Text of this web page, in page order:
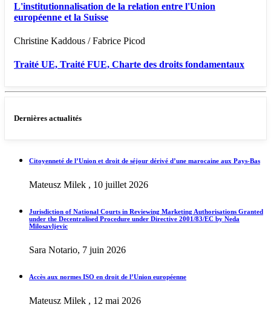
L'institutionnalisation de la relation entre l'Union
européenne et la Suisse
Christine Kaddous / Fabrice Picod
Traité UE, Traité FUE, Charte des droits fondamentaux
Dernières actualités
Citoyenneté de l’Union et droit de séjour dérivé d’une marocaine aux Pays-Bas
Mateusz Milek , 10 juillet 2026
Jurisdiction of National Courts in Reviewing Marketing Authorisations Granted
under the Decentralised Procedure under Directive 2001/83/EC by Neda
Milosavljevic
Sara Notario, 7 juin 2026
Accès aux normes ISO en droit de l’Union européenne
Mateusz Milek , 12 mai 2026